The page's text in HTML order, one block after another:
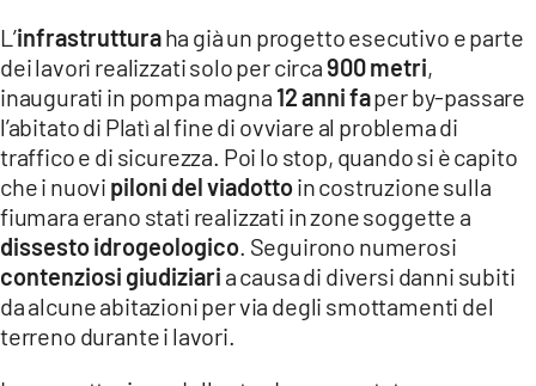
LACAPITALENEWS.IT
App
ANDROID
APPLE
L’infrastrutturaha già un progetto esecutivo e parte
dei lavori realizzati solo per circa900 metri,
inaugurati in pompa magna 12 anni faper by-passare
l’abitato di Platì al fine di ovviare al problema di
traffico e di sicurezza. Poi lo stop, quando si è capito
che i nuovi piloni del viadottoin costruzione sulla
fiumara erano stati realizzati in zone soggette a
dissesto idrogeologico. Seguirono numerosi
contenziosi giudiziari a causa di diversi danni subiti
da alcune abitazioni per via degli smottamenti del
terreno durante i lavori.